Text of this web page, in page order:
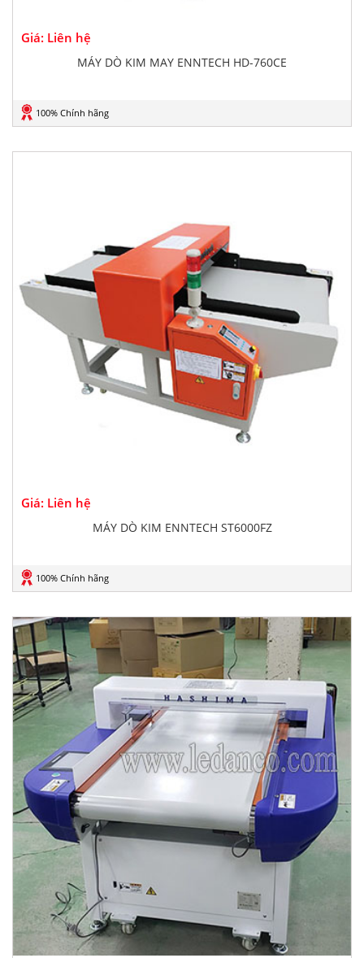
Giá: Liên hệ
MÁY DÒ KIM MAY ENNTECH HD-760CE
100% Chính hãng
Giá: Liên hệ
MÁY DÒ KIM ENNTECH ST6000FZ
100% Chính hãng